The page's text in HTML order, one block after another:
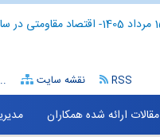
- اقتصاد مقاومتی در
نقشه سایت RSS
مقالات ارائه شده همکاران